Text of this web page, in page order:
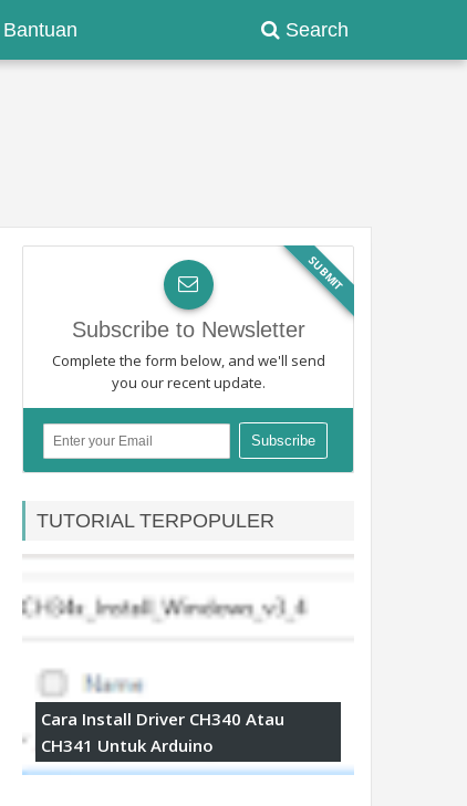
Search
SUBMIT
Subscribe to Newsletter
Complete the form below, and we'll send
you our recent update.
TUTORIAL TERPOPULER
Cara Install Driver CH340 Atau
CH341 Untuk Arduino